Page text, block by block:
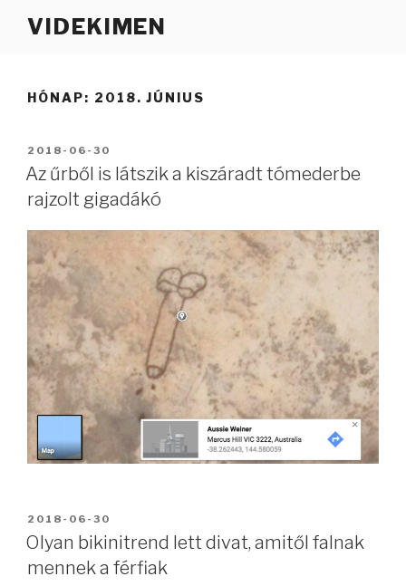
VIDEKIMEN
HÓNAP: 2018. JÚNIUS
BEKÜLDVE:
2018-06-30
Az űrből is látszik a kiszáradt tómederbe
rajzolt gigadákó
BEKÜLDVE:
2018-06-30
Olyan bikinitrend lett divat, amitől falnak
mennek a férfiak